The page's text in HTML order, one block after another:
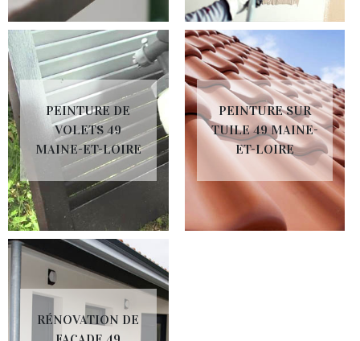
PEINTURE DE
VOLETS 49
MAINE-ET-LOIRE
PEINTURE SUR
TUILE 49 MAINE-
ET-LOIRE
RÉNOVATION DE